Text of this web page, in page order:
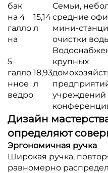
бак
на 4
галло
на
15,14
л
Семьи,
средние
мини-
очистки
5-
галло
нное
ведро
18,93
л
крупных
учреждений
Дизайн
определяют
Эргономичная ручка
Широкая ручка,
равномерно